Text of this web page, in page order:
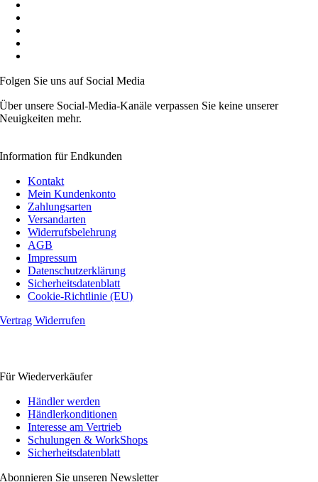
Folgen Sie uns auf Social Media
Über unsere Social-Media-Kanäle verpassen Sie keine unserer
Neuigkeiten mehr.
Information für Endkunden
Kontakt
Mein Kundenkonto
Zahlungsarten
Versandarten
Widerrufsbelehrung
AGB
Impressum
Datenschutzerklärung
Sicherheitsdatenblatt
Cookie-Richtlinie (EU)
Vertrag Widerrufen
Für Wiederverkäufer
Händler werden
Händlerkonditionen
Interesse am Vertrieb
Schulungen & WorkShops
Sicherheitsdatenblatt
Abonnieren Sie unseren Newsletter